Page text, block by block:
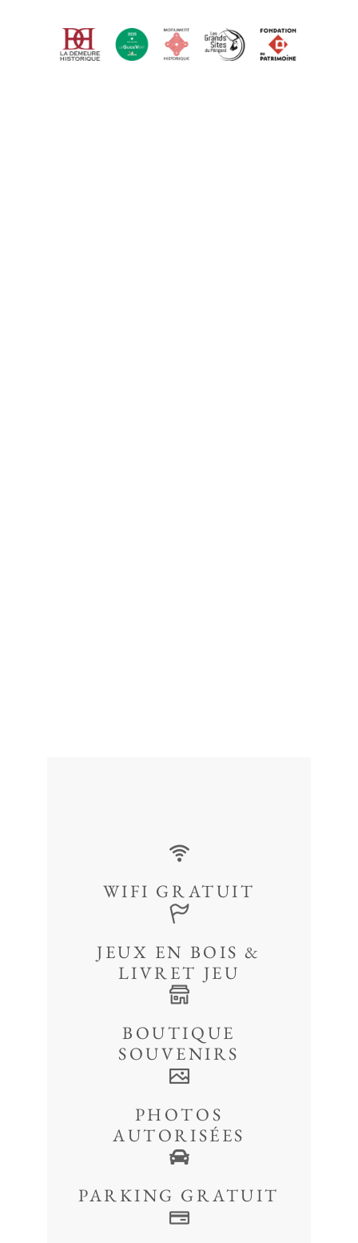
WIFI GRATUIT
JEUX EN BOIS &
LIVRET JEU
BOUTIQUE
SOUVENIRS
PHOTOS
AUTORISÉES
PARKING GRATUIT